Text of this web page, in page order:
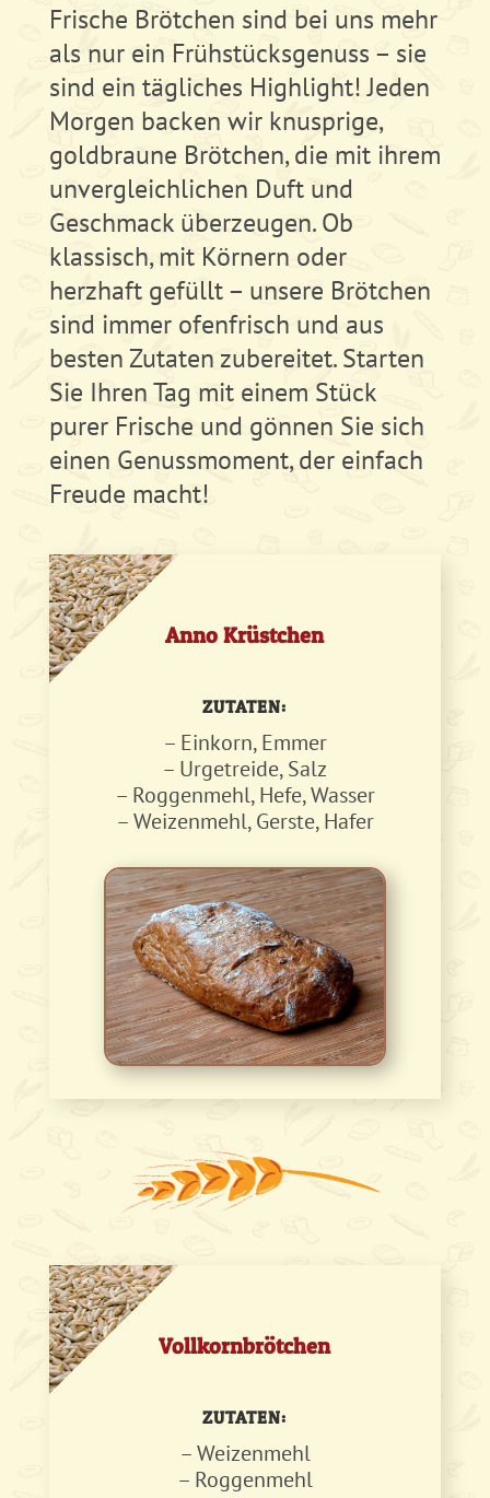
Frische Brötchen sind bei uns mehr
als nur ein Frühstücksgenuss – sie
sind ein tägliches Highlight! Jeden
Morgen backen wir knusprige,
goldbraune Brötchen, die mit ihrem
unvergleichlichen Duft und
Geschmack überzeugen. Ob
klassisch, mit Körnern oder
herzhaft gefüllt – unsere Brötchen
sind immer ofenfrisch und aus
besten Zutaten zubereitet. Starten
Sie Ihren Tag mit einem Stück
purer Frische und gönnen Sie sich
einen Genussmoment, der einfach
Freude macht!
Anno Krüstchen
ZUTATEN:
– Einkorn, Emmer
– Urgetreide, Salz
– Roggenmehl, Hefe, Wasser
– Weizenmehl, Gerste, Hafer
Vollkornbrötchen
ZUTATEN:
– Weizenmehl
– Roggenmehl